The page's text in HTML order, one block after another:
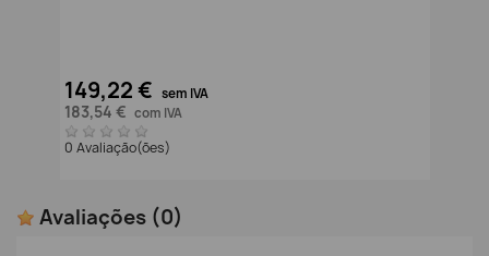
149,22 € sem IVA
183,54 € com IVA
0 Avaliação(ões)
Avaliações (0)